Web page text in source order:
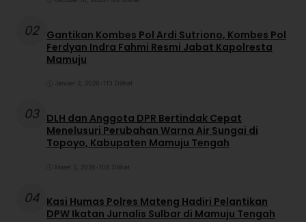
02 Gantikan Kombes Pol Ardi Sutriono, Kombes Pol
Ferdyan Indra Fahmi Resmi Jabat Kapolresta
Mamuju
Januari 2, 2026 113 Dilihat
03 DLH dan Anggota DPR Bertindak Cepat
Menelusuri Perubahan Warna Air Sungai di
Topoyo, Kabupaten Mamuju Tengah
Maret 5, 2026 108 Dilihat
04 Kasi Humas Polres Mateng Hadiri Pelantikan
DPW Ikatan Jurnalis Sulbar di Mamuju Tengah